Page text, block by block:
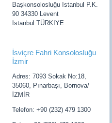
Başkonsolosluğu Istanbul P.K.
90 34330 Levent
Istanbul TÜRKIYE
İsviçre Fahri Konsolosluğu
İzmir
Adres: 7093 Sokak No:18,
35060, Pınarbaşı, Bornova/
İZMİR
Telefon: +90 (232) 479 1300